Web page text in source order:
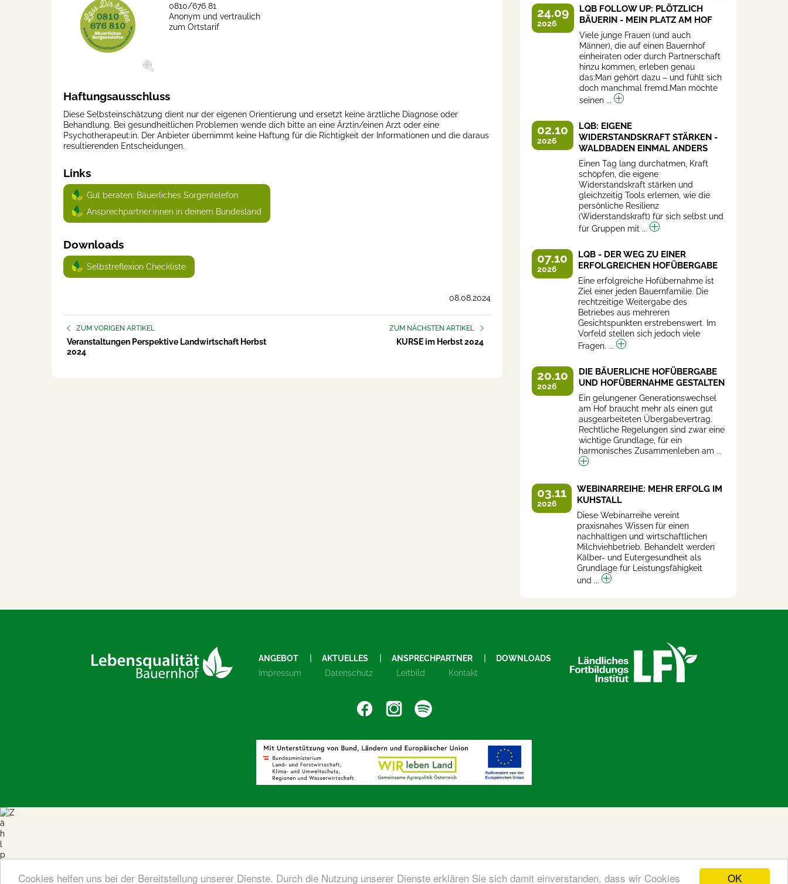
OK
Cookies helfen uns bei der Bereitstellung unserer Dienste. Durch die Nutzung unserer Dienste erklären Sie sich damit einverstanden, dass wir Cookies
0810/676 81
Anonym und vertraulich
zum Ortstarif
Haftungsausschluss
Diese Selbsteinschätzung dient nur der eigenen Orientierung und ersetzt keine ärztliche Diagnose oder
Behandlung. Bei gesundheitlichen Problemen wende dich bitte an eine Ärztin/einen Arzt oder eine
Psychotherapeut:in. Der Anbieter übernimmt keine Haftung für die Richtigkeit der Informationen und die daraus
resultierenden Entscheidungen.
Links
Gut beraten: Bäuerliches Sorgentelefon
Ansprechpartner:innen in deinem Bundesland
Downloads
Selbstreflexion Checkliste
08.08.2024
ZUM VORIGEN ARTIKEL
Veranstaltungen Perspektive Landwirtschaft Herbst
2024
ZUM NÄCHSTEN ARTIKEL
KURSE im Herbst 2024
24.09
2026
LQB FOLLOW UP: PLÖTZLICH
BÄUERIN - MEIN PLATZ AM HOF
Viele junge Frauen (und auch
Männer), die auf einen Bauernhof
einheiraten oder durch Partnerschaft
hinzu kommen, erleben genau
das:Man gehört dazu – und fühlt sich
doch manchmal fremd.Man möchte
seinen ...
02.10
2026
LQB: EIGENE
WIDERSTANDSKRAFT STÄRKEN -
WALDBADEN EINMAL ANDERS
Einen Tag lang durchatmen, Kraft
schöpfen, die eigene
Widerstandskraft stärken und
gleichzeitig Tools erlernen, wie die
persönliche Resilienz
(Widerstandskraft) für sich selbst und
für Gruppen mit ...
07.10
2026
LQB - DER WEG ZU EINER
ERFOLGREICHEN HOFÜBERGABE
Eine erfolgreiche Hofübernahme ist
Ziel einer jeden Bauernfamilie. Die
rechtzeitige Weitergabe des
Betriebes aus mehreren
Gesichtspunkten erstrebenswert. Im
Vorfeld stellen sich jedoch viele
Fragen. ...
20.10
2026
DIE BÄUERLICHE HOFÜBERGABE
UND HOFÜBERNAHME GESTALTEN
Ein gelungener Generationswechsel
am Hof braucht mehr als einen gut
ausgearbeiteten Übergabevertrag.
Rechtliche Regelungen sind zwar eine
wichtige Grundlage, für ein
harmonisches Zusammenleben am ...
03.11
2026
WEBINARREIHE: MEHR ERFOLG IM
KUHSTALL
Diese Webinarreihe vereint
praxisnahes Wissen für einen
nachhaltigen und wirtschaftlichen
Milchviehbetrieb. Behandelt werden
Kälber- und Eutergesundheit als
Grundlage für Leistungsfähigkeit
und ...
ANGEBOT AKTUELLES ANSPRECHPARTNER
DOWNLOADS
Impressum
Datenschutz Leitbild Kontakt